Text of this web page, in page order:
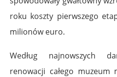
roku koszty pierwszego
milionów euro.
Według najnowszych
renowacji całego muzeum